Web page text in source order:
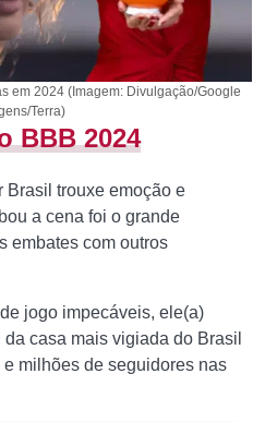
em 2024 (Imagem: Divulgação/Google
Terra)
BBB 2024
Brasil trouxe emoção e
a cena foi o grande
embates com outros
jogo impecáveis, ele(a)
casa mais vigiada do Brasil
milhões de seguidores nas